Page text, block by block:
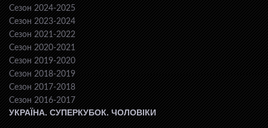
Сезон 2024-2025
Сезон 2023-2024
Сезон 2021-2022
Сезон 2020-2021
Сезон 2019-2020
Сезон 2018-2019
Сезон 2017-2018
Сезон 2016-2017
УКРАЇНА. СУПЕРКУБОК. ЧОЛОВІКИ